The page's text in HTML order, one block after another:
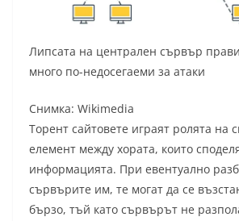
Липсата на централен сървър
много по-недосегаеми за атаки
Снимка: Wikimedia
Торент сайтовете играят ролята на
елемент между хората, които
информацията. При евентуално
сървърите им, те могат да се
бързо, тъй като сървърът не